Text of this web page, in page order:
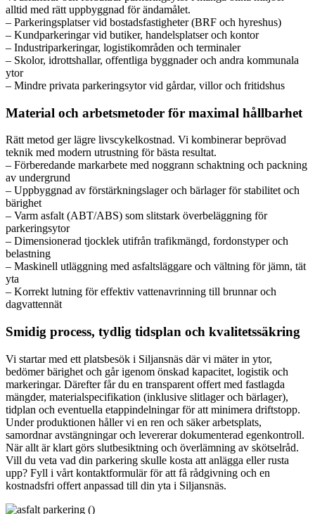
alltid med rätt uppbyggnad för ändamålet.
– Parkeringsplatser vid bostadsfastigheter (BRF och hyreshus)
– Kundparkeringar vid butiker, handelsplatser och kontor
– Industriparkeringar, logistikområden och terminaler
– Skolor, idrottshallar, offentliga byggnader och andra kommunala
ytor
– Mindre privata parkeringsytor vid gårdar, villor och fritidshus
Material och arbetsmetoder för maximal hållbarhet
Rätt metod ger lägre livscykelkostnad. Vi kombinerar beprövad
teknik med modern utrustning för bästa resultat.
– Förberedande markarbete med noggrann schaktning och packning
av undergrund
– Uppbyggnad av förstärkningslager och bärlager för stabilitet och
bärighet
– Varm asfalt (ABT/ABS) som slitstark överbeläggning för
parkeringsytor
– Dimensionerad tjocklek utifrån trafikmängd, fordonstyper och
belastning
– Maskinell utläggning med asfaltsläggare och vältning för jämn, tät
yta
– Korrekt lutning för effektiv vattenavrinning till brunnar och
dagvattennät
Smidig process, tydlig tidsplan och kvalitetssäkring
Vi startar med ett platsbesök i Siljansnäs där vi mäter in ytor,
bedömer bärighet och går igenom önskad kapacitet, logistik och
markeringar. Därefter får du en transparent offert med fastlagda
mängder, materialspecifikation (inklusive slitlager och bärlager),
tidplan och eventuella etappindelningar för att minimera driftstopp.
Under produktionen håller vi en ren och säker arbetsplats,
samordnar avstängningar och levererar dokumenterad egenkontroll.
När allt är klart görs slutbesiktning och överlämning av skötselråd.
Vill du veta vad din parkering skulle kosta att anlägga eller rusta
upp? Fyll i vårt kontaktformulär för att få rådgivning och en
kostnadsfri offert anpassad till din yta i Siljansnäs.